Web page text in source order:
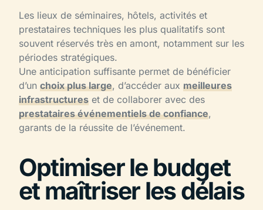
Les lieux de séminaires, hôtels, activités et
prestataires techniques les plus qualitatifs sont
souvent réservés très en amont, notamment sur les
périodes stratégiques.
Une anticipation suffisante permet de bénéficier
d’un choix plus large, d’accéder aux meilleures
infrastructures et de collaborer avec des
prestataires événementiels de confiance,
garants de la réussite de l’événement.
Optimiser le budget
et maîtriser les délais